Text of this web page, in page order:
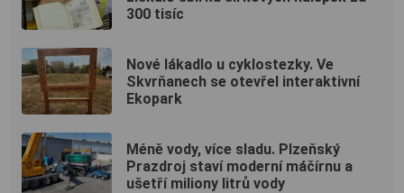
300 tisíc
Nové lákadlo u cyklostezky. Ve
Skvrňanech se otevřel interaktivní
Ekopark
Méně vody, více sladu. Plzeňský
Prazdroj staví moderní máčírnu a
ušetří miliony litrů vody